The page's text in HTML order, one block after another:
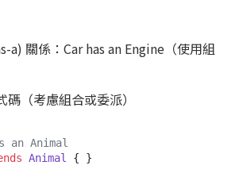
a) 關係：Car has an Engine（使用組
碼（考慮組合或委派）
an Animal
Animal { }